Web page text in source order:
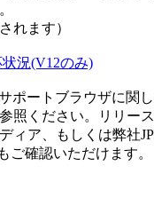
れます）
況(V12のみ)
ポートブラウザに関
照ください。リリー
ィア、もしくは弊社
ご確認いただけます。